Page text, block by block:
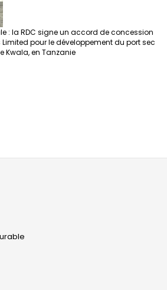
: la RDC signe un accord de concession
pour le développement du port sec
Kwala, en Tanzanie